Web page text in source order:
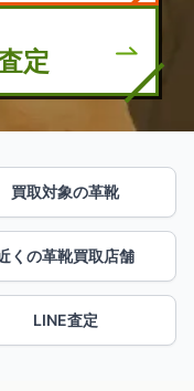
定
買取対象の革靴
くの革靴買取店舗
LINE査定